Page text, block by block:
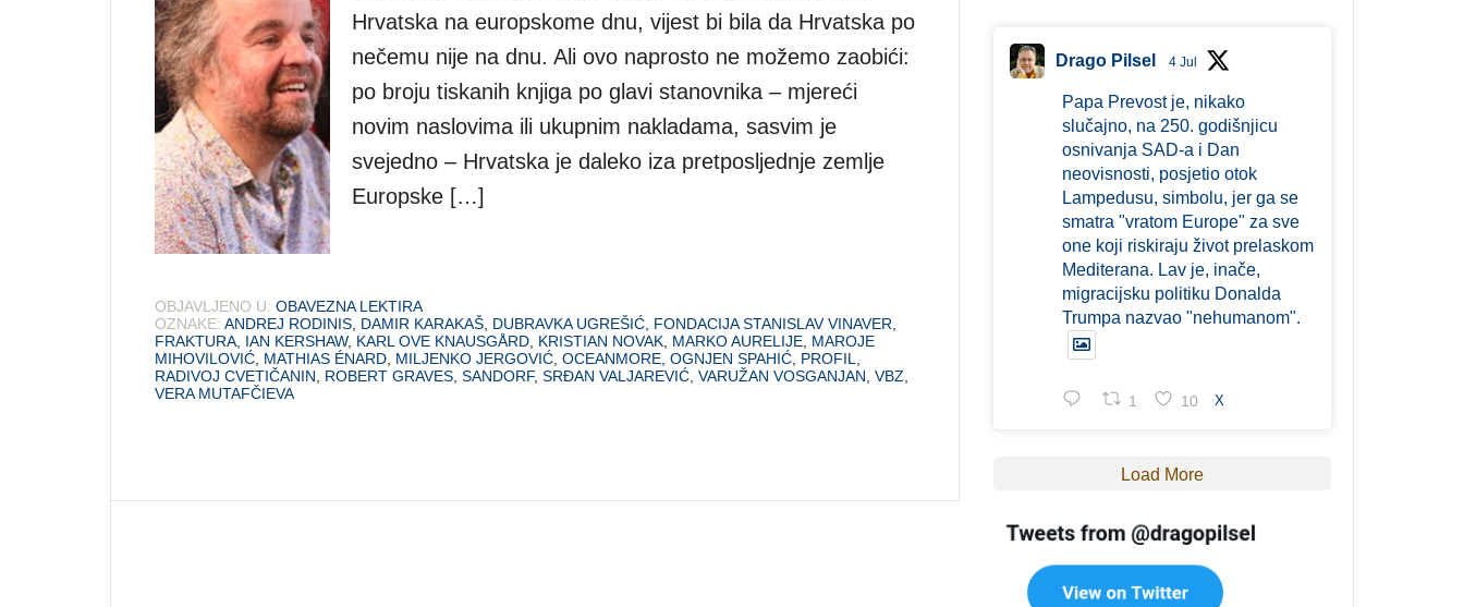
Hrvatska na europskome dnu, vijest bi bila da Hrvatska po
nečemu nije na dnu. Ali ovo naprosto ne možemo zaobići:
po broju tiskanih knjiga po glavi stanovnika – mjereći
novim naslovima ili ukupnim nakladama, sasvim je
svejedno – Hrvatska je daleko iza pretposljednje zemlje
Europske […]
OBJAVLJENO U: OBAVEZNA LEKTIRA
OZNAKE: ANDREJ RODINIS DAMIR KARAKAŠ DUBRAVKA UGREŠIĆ FONDACIJA STANISLAV VINAVER
FRAKTURA IAN KERSHAW, KARL OVE KNAUSGÅRD KRISTIAN NOVAK MARKO AURELIJE MAROJE
MIHOVILOVIĆ MATHIAS ÉNARD MILJENKO JERGOVIĆ OCEANMORE OGNJEN SPAHIĆ PROFIL
RADIVOJ CVETIČANIN
ROBERT GRAVES SANDORF, SRĐAN VALJAREVIĆ VARUŽAN VOSGANJAN VBZ
VERA MUTAFČIEVA
Drago Pilsel 4 Jul
Papa Prevost je, nikako
slučajno, na 250. godišnjicu
osnivanja SAD-a i Dan
neovisnosti, posjetio otok
Lampedusu, simbolu, jer ga se
smatra "vratom Europe" za sve
one koji riskiraju život prelaskom
Mediterana. Lav je, inače,
migracijsku politiku Donalda
Trumpa nazvao "nehumanom".
1 10 X
Load More